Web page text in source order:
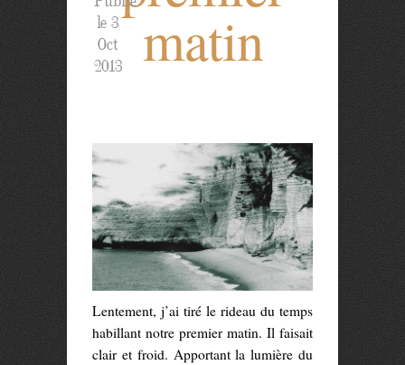
matin
le 3
Oct
2013
Lentement, j’ai tiré le rideau du temps
habillant notre premier matin. Il faisait
clair et froid. Apportant la lumière du